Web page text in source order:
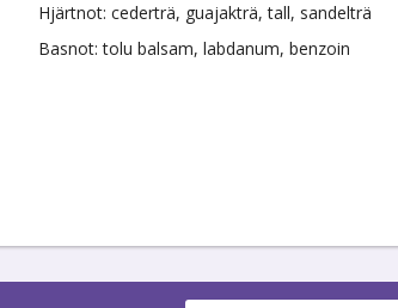
Hjärtnot: cederträ, guajakträ, tall, sandelträ
Basnot: tolu balsam, labdanum, benzoin